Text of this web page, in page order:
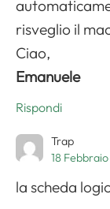
risveglio il
Ciao,
Emanuele
Rispondi
Trap
18
la scheda